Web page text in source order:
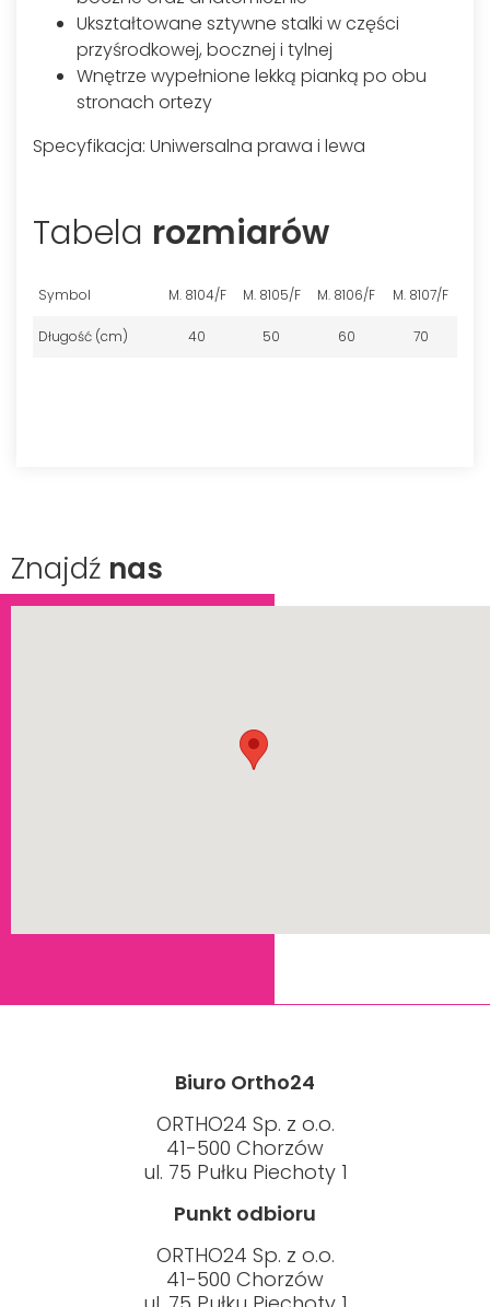
Ukształtowane sztywne stalki w części
przyśrodkowej, bocznej i tylnej
Wnętrze wypełnione lekką pianką po obu
stronach ortezy
Specyfikacja: Uniwersalna prawa i lewa
Tabela rozmiarów
Symbol M. 8104/F M. 8105/F M. 8106/F M. 8107/F
Długość (cm) 40 50 60 70
Znajdź nas
Biuro Ortho24
ORTHO24 Sp. z o.o.
41-500 Chorzów
ul. 75 Pułku Piechoty 1
Punkt odbioru
ORTHO24 Sp. z o.o.
41-500 Chorzów